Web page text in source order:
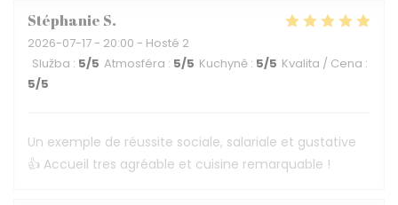
Stéphanie S
2026-07-17 - 20:00 - Hosté 2
Služba : 5/5 Atmosféra : 5/5 Kuchyně : 5/5 Kvalita / Cena :
5/5
Un exemple de réussite sociale, salariale et gustative
👍 Accueil tres agréable et cuisine remarquable !